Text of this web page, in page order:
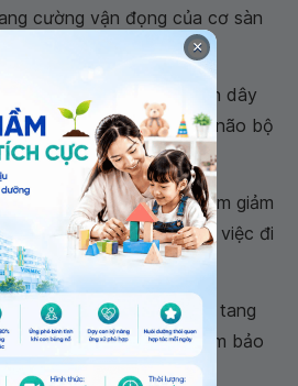
cường vận đọng của cơ sàn
việc đặt các điện cực gần dây
như những xung điện, não bộ
bệnh có thể đi tiểu
: Một số thuốc có thể làm giảm
co thắt cơ bắp hổ trợ việc đi
hơn
giảm són tiểu hoặc làm tang
. Đặt thông tiểu để đảm bảo
toàn .
×